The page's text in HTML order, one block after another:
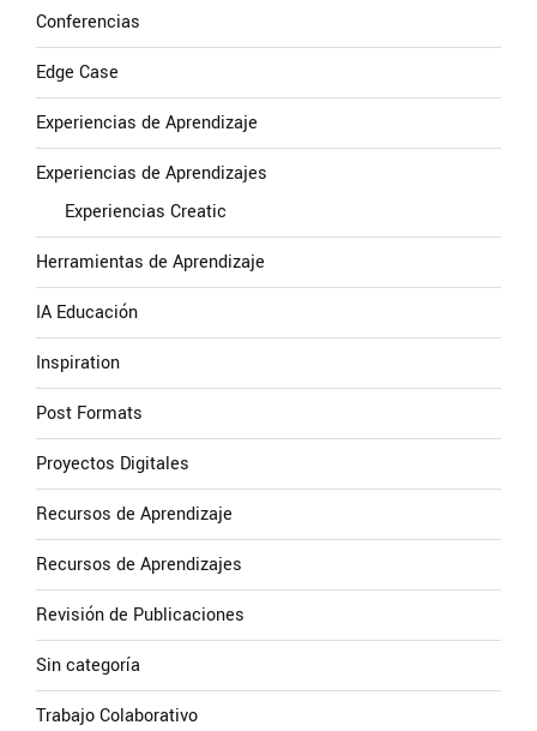
Conferencias
Edge Case
Experiencias de Aprendizaje
Experiencias de Aprendizajes
Experiencias Creatic
Herramientas de Aprendizaje
IA Educación
Inspiration
Post Formats
Proyectos Digitales
Recursos de Aprendizaje
Recursos de Aprendizajes
Revisión de Publicaciones
Sin categoría
Trabajo Colaborativo